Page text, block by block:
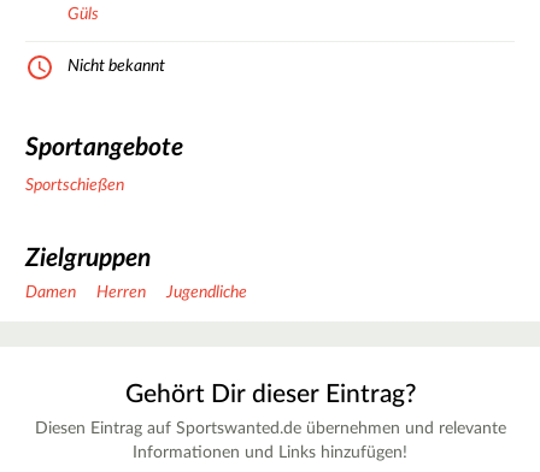
Güls
Nicht bekannt
Sportangebote
Sportschießen
Zielgruppen
Damen Herren Jugendliche
Gehört Dir dieser Eintrag?
Diesen Eintrag auf Sportswanted.de übernehmen und relevante
Informationen und Links hinzufügen!